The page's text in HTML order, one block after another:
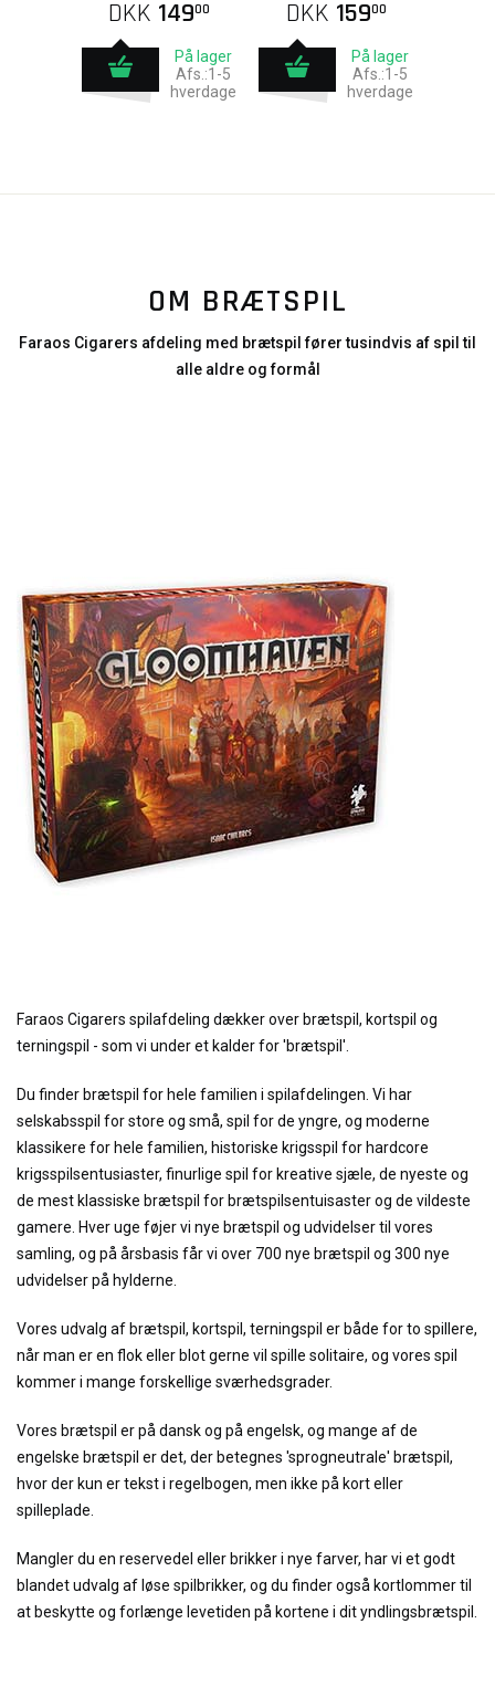
DKK 14900
På lager
Afs.:1-5
hverdage
DKK 15900
På lager
Afs.:1-5
hverdage
OM BRÆTSPIL
Faraos Cigarers afdeling med brætspil fører tusindvis af spil til
alle aldre og formål
Faraos Cigarers spilafdeling dækker over brætspil, kortspil og
terningspil - som vi under et kalder for 'brætspil'.
Du finder brætspil for hele familien i spilafdelingen. Vi har
selskabsspil for store og små, spil for de yngre, og moderne
klassikere for hele familien, historiske krigsspil for hardcore
krigsspilsentusiaster, finurlige spil for kreative sjæle, de nyeste og
de mest klassiske brætspil for brætspilsentuisaster og de vildeste
gamere. Hver uge føjer vi nye brætspil og udvidelser til vores
samling, og på årsbasis får vi over 700 nye brætspil og 300 nye
udvidelser på hylderne.
Vores udvalg af brætspil, kortspil, terningspil er både for to spillere,
når man er en flok eller blot gerne vil spille solitaire, og vores spil
kommer i mange forskellige sværhedsgrader.
Vores brætspil er på dansk og på engelsk, og mange af de
engelske brætspil er det, der betegnes 'sprogneutrale' brætspil,
hvor der kun er tekst i regelbogen, men ikke på kort eller
spilleplade.
Mangler du en reservedel eller brikker i nye farver, har vi et godt
blandet udvalg af løse spilbrikker, og du finder også kortlommer til
at beskytte og forlænge levetiden på kortene i dit yndlingsbrætspil.